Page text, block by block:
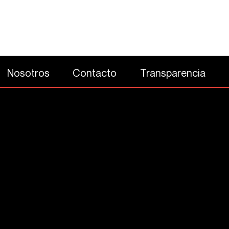
Nosotros Contacto Transparencia